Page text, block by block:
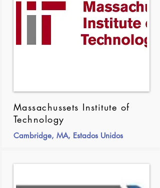
Massachussets Institute of
Technology
Cambridge, MA, Estados Unidos